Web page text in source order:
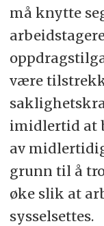
må knytte
være
imidlertid at
av
grunn til å
øke slik at
sysselsettes.